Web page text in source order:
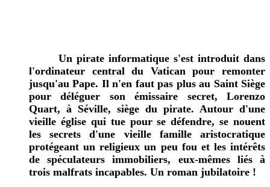
Un pirate informatique s'est introduit dans
l'ordinateur central du Vatican pour remonter
jusqu'auPape. Il n'en faut pas plus au Saint Siège
pour déléguer son émissaire secret, Lorenzo
Quart, à Séville, siège du pirate. Autour d'une
vieille église qui tue pour se défendre, se nouent
les secrets d'une vieille famille aristocratique
protégeant un religieux un peu fou et les intérêts
de spéculateurs immobiliers, eux-mêmes liés à
trois malfrats incapables. Un roman jubilatoire !